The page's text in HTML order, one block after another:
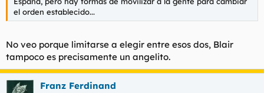
el orden establecido...
No veo porque limitarse a elegir entre esos dos, Blair
tampoco es precisamente un angelito.
Franz Ferdinand